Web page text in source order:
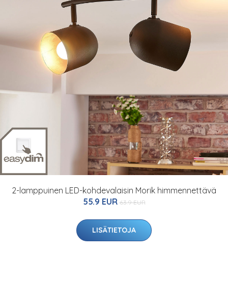
2-lamppuinen LED-kohdevalaisin Morik himmennettävä
55.9 EUR 63.9 EUR
LISÄTIETOJA